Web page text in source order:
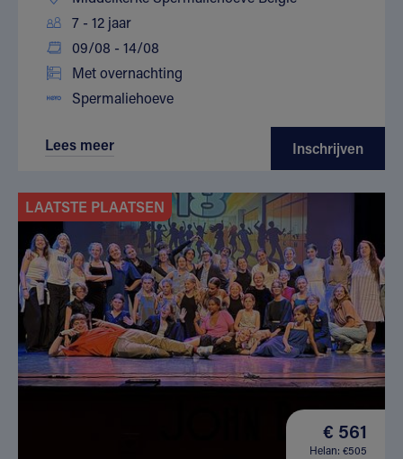
7 - 12 jaar
09/08 - 14/08
Met overnachting
Spermaliehoeve
Lees meer Inschrijven
LAATSTE PLAATSEN
€ 561
Helan: €505